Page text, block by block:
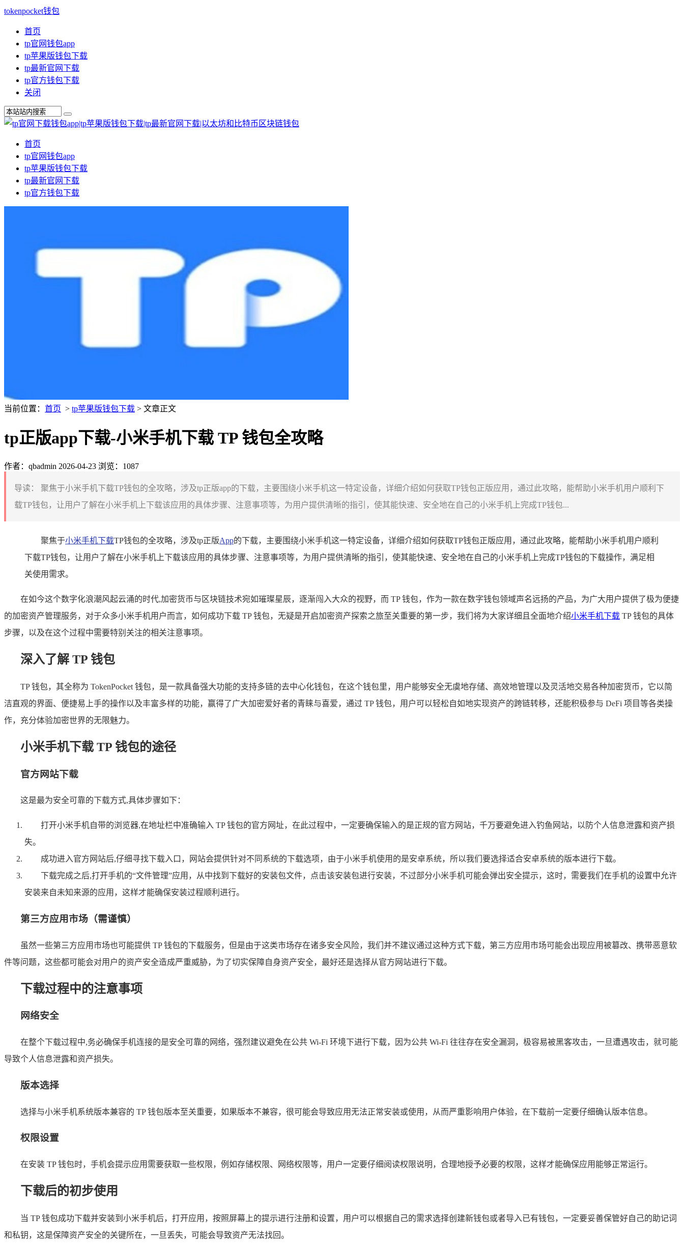
tokenpocket钱包
首页
tp官网钱包app
tp苹果版钱包下载
tp最新官网下载
tp官方钱包下载
关闭
首页
tp官网钱包app
tp苹果版钱包下载
tp最新官网下载
tp官方钱包下载
当前位置： 首页 > tp苹果版钱包下载 > 文章正文
tp正版app下载-小米手机下载 TP 钱包全攻略
作者：qbadmin 2026-04-23 浏览：1087
导读：
聚焦于小米手机下载TP钱包的全攻略，涉及tp正版app的下载，主要围绕小米手机这一特定设备，详细介绍如何获取TP钱包正版应用，通过此攻略，能帮助小米手机用户顺利下
载TP钱包，让用户了解在小米手机上下载该应用的具体步骤、注意事项等，为用户提供清晰的指引，使其能快速、安全地在自己的小米手机上完成TP钱包...
聚焦于小米手机下载TP钱包的全攻略，涉及tp正版App的下载，主要围绕小米手机这一特定设备，详细介绍如何获取TP钱包正版应用，通过此攻略，能帮助小米手机用户顺利
下载TP钱包，让用户了解在小米手机上下载该应用的具体步骤、注意事项等，为用户提供清晰的指引，使其能快速、安全地在自己的小米手机上完成TP钱包的下载操作，满足相
关使用需求。
在如今这个数字化浪潮风起云涌的时代,加密货币与区块链技术宛如璀璨星辰，逐渐闯入大众的视野，而 TP 钱包，作为一款在数字钱包领域声名远扬的产品，为广大用户提供了极为便捷
的加密资产管理服务，对于众多小米手机用户而言，如何成功下载 TP 钱包，无疑是开启加密资产探索之旅至关重要的第一步，我们将为大家详细且全面地介绍小米手机下载 TP 钱包的具体
步骤，以及在这个过程中需要特别关注的相关注意事项。
深入了解 TP 钱包
TP 钱包，其全称为 TokenPocket 钱包，是一款具备强大功能的支持多链的去中心化钱包，在这个钱包里，用户能够安全无虞地存储、高效地管理以及灵活地交易各种加密货币，它以简
洁直观的界面、便捷易上手的操作以及丰富多样的功能，赢得了广大加密爱好者的青睐与喜爱，通过 TP 钱包，用户可以轻松自如地实现资产的跨链转移，还能积极参与 DeFi 项目等各类操
作，充分体验加密世界的无限魅力。
小米手机下载 TP 钱包的途径
官方网站下载
这是最为安全可靠的下载方式,具体步骤如下：
打开小米手机自带的浏览器,在地址栏中准确输入 TP 钱包的官方网址，在此过程中，一定要确保输入的是正规的官方网站，千万要避免进入钓鱼网站，以防个人信息泄露和资产损
失。
成功进入官方网站后,仔细寻找下载入口，网站会提供针对不同系统的下载选项，由于小米手机使用的是安卓系统，所以我们要选择适合安卓系统的版本进行下载。
下载完成之后,打开手机的“文件管理”应用，从中找到下载好的安装包文件，点击该安装包进行安装，不过部分小米手机可能会弹出安全提示，这时，需要我们在手机的设置中允许
安装来自未知来源的应用，这样才能确保安装过程顺利进行。
第三方应用市场（需谨慎）
虽然一些第三方应用市场也可能提供 TP 钱包的下载服务，但是由于这类市场存在诸多安全风险，我们并不建议通过这种方式下载，第三方应用市场可能会出现应用被篡改、携带恶意软
件等问题，这些都可能会对用户的资产安全造成严重威胁，为了切实保障自身资产安全，最好还是选择从官方网站进行下载。
下载过程中的注意事项
网络安全
在整个下载过程中,务必确保手机连接的是安全可靠的网络，强烈建议避免在公共 Wi-Fi 环境下进行下载，因为公共 Wi-Fi 往往存在安全漏洞，极容易被黑客攻击，一旦遭遇攻击，就可能
导致个人信息泄露和资产损失。
版本选择
选择与小米手机系统版本兼容的 TP 钱包版本至关重要，如果版本不兼容，很可能会导致应用无法正常安装或使用，从而严重影响用户体验，在下载前一定要仔细确认版本信息。
权限设置
在安装 TP 钱包时，手机会提示应用需要获取一些权限，例如存储权限、网络权限等，用户一定要仔细阅读权限说明，合理地授予必要的权限，这样才能确保应用能够正常运行。
下载后的初步使用
当 TP 钱包成功下载并安装到小米手机后，打开应用，按照屏幕上的提示进行注册和设置，用户可以根据自己的需求选择创建新钱包或者导入已有钱包，一定要妥善保管好自己的助记词
和私钥，这是保障资产安全的关键所在，一旦丢失，可能会导致资产无法找回。